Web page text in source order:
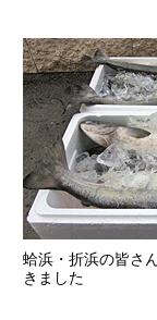
蛤浜・折浜の皆さ
きました